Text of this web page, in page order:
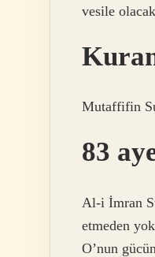
vesile
83
Al-i İmran
etmeden
O’nun